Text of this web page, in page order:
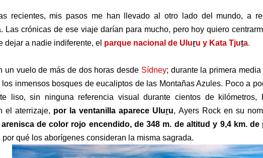
recientes, mis pasos me han llevado al otro lado del mundo, a
Las crónicas de ese viaje darían para mucho, pero hoy quiero
dejar a nadie indiferente, el parque nacional de Uluṟu y Kata Tjuṯa.
un vuelo de más de dos horas desde Sídney; durante la primera
inmensos bosques de eucaliptos de las Montañas Azules. Poco a
liso, sin ninguna referencia visual durante cientos de kilómetros,
el aterrizaje, por la ventanilla aparece Uluṟu, Ayers Rock en su
de color rojo encendido, de 348 m. de altitud y 9,4 km. de
por qué los aborígenes consideran la misma sagrada.